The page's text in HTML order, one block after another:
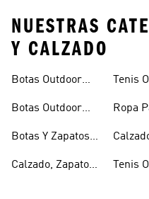
NUESTRAS
Y CALZADO
Botas Outdoor
Botas Outdoor
Botas Y Zapatos
Calzado, Zapatos
Tenis
Ropa
Tenis